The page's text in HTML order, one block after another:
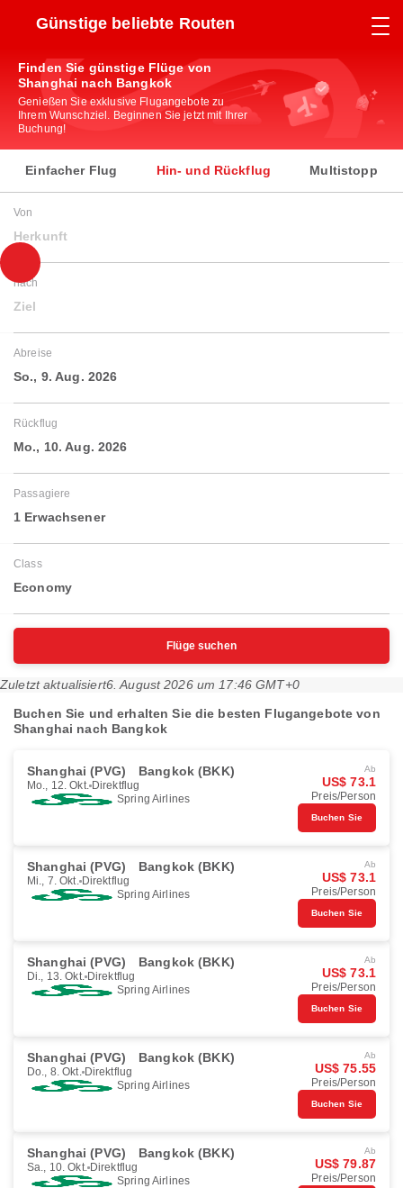
Günstige beliebte Routen
Finden Sie günstige Flüge von
Shanghai nach Bangkok
Genießen Sie exklusive Flugangebote zu
Ihrem Wunschziel. Beginnen Sie jetzt mit Ihrer
Buchung!
Einfacher Flug Hin- und Rückflug Multistopp
Von
Herkunft
nach
Ziel
Abreise
So., 9. Aug. 2026
Rückflug
Mo., 10. Aug. 2026
Passagiere
1 Erwachsener
Class
Economy
Flüge suchen
Zuletzt aktualisiert6. August 2026 um 17:46 GMT+0
Buchen Sie und erhalten Sie die besten Flugangebote von
Shanghai nach Bangkok
Shanghai (PVG) Bangkok (BKK)
Mo., 12. Okt. Direktflug
Spring Airlines
Ab
US$ 73.1
Preis/Person
Buchen Sie
Shanghai (PVG) Bangkok (BKK)
Mi., 7. Okt. Direktflug
Spring Airlines
Ab
US$ 73.1
Preis/Person
Buchen Sie
Shanghai (PVG) Bangkok (BKK)
Di., 13. Okt. Direktflug
Spring Airlines
Ab
US$ 73.1
Preis/Person
Buchen Sie
Shanghai (PVG) Bangkok (BKK)
Do., 8. Okt. Direktflug
Spring Airlines
Ab
US$ 75.55
Preis/Person
Buchen Sie
Shanghai (PVG) Bangkok (BKK)
Sa., 10. Okt. Direktflug
Spring Airlines
Ab
US$ 79.87
Preis/Person